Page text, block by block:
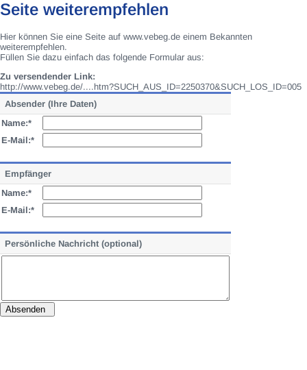
Seite weiterempfehlen
Hier können Sie eine Seite auf www.vebeg.de einem Bekannten
weiterempfehlen.
Füllen Sie dazu einfach das folgende Formular aus:
Zu versendender Link:
http://www.vebeg.de/....htm?SUCH_AUS_ID=2250370&SUCH_LOS_ID=005
Absender (Ihre Daten)
Name:*
E-Mail:*
Empfänger
Name:*
E-Mail:*
Persönliche Nachricht (optional)